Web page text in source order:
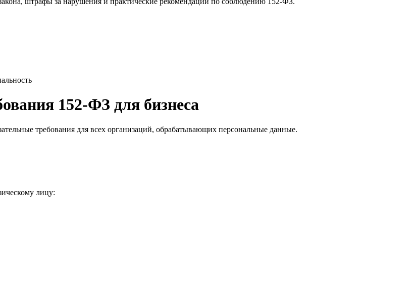
152-ФЗ для бизнеса
требования для всех организаций, обрабатывающих персональные данные.
лицу: